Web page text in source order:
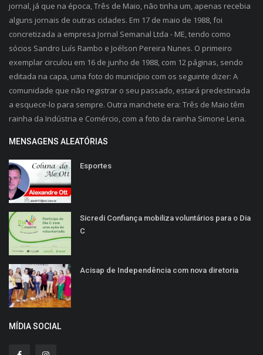
jornal, já que na época, Três de Maio, não tinha um, apenas recebia
alguns jornais de outras cidades. Em 17 de maio de 1988, foi
concretizada a empresa Jornal Semanal Ltda - ME, tendo como
sócios Sandro Luís Rambo e Joélson Pereira Nunes. O primeiro
exemplar circulou em 16 de junho de 1988, com 12 páginas, sendo
editada na capa, uma foto do município com os seguinte dizer: A
comunidade que não registrar o seu passado, estará predestinada
a esquece-lo para sempre. Outra manchete era: Três de Maio têm
rainha da Indústria e Comércio, com a foto da rainha Simone Lena.
MENSAGENS ALEATÓRIAS
Esportes
Sicredi Confiança mobiliza voluntários para o Dia
C
Acisap de Independência com nova diretoria
MÍDIA SOCIAL